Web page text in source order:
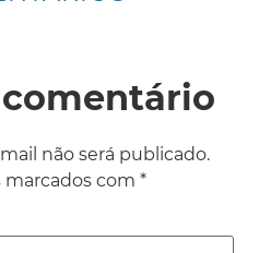
não será publicado.
com *